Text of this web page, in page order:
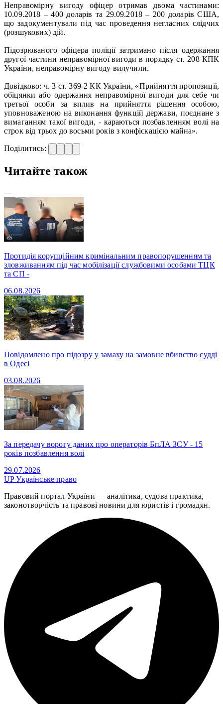
Неправомірну вигоду офіцер отримав двома частинами:
10.09.2018 – 400 доларів та 29.09.2018 – 200 доларів США,
що задокументували під час проведення негласних слідчих
(розшукових) дій.
Підозрюваного офіцера поліції затримано після одержання
другої частини неправомірної вигоди в порядку ст. 208 КПК
України, неправомірну вигоду вилучили.
Довідково: ч. 3 ст. 369-2 КК України, «Прийняття пропозиції,
обіцянки або одержання неправомірної вигоди для себе чи
третьої особи за вплив на прийняття рішення особою,
уповноваженою на виконання функцій держави, поєднане з
вимаганням такої вигоди, - караються позбавленням волі на
строк від трьох до восьми років з конфіскацією майна».
Поділитись:
Читайте також
—
Протидія корупційним кримінальним правопорушенням та
зловживанням під час мобілізації службовими особами ТЦК
та СП -
06.08.2026
Повідомлено про підозру у замаху на замовне вбивство судді
в Одесі
03.08.2026
За передачу ворогу даних про операторів БпЛА ЗСУ - 15
років позбавлення волі
29.07.2026
UPУкраїнське право
Правовий портал України — аналітика, судова практика,
законотворчість та правові новини для юристів і громадян.